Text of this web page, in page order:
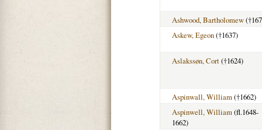
Ashwood, Bartholomew
Askew, Egeon(†1637)
Aslakssøn, Cort(†1624)
Aspinwall, William(†1662)
Aspinwell, William(fl.1648-
1662)